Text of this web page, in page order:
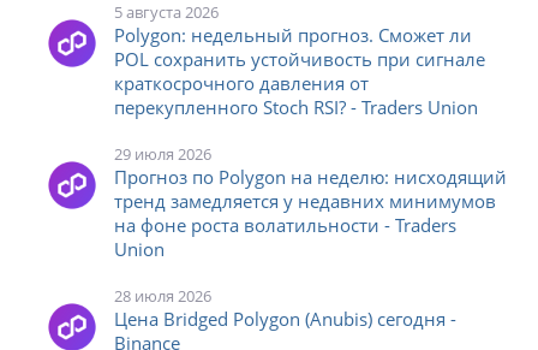
5 августа 2026
Polygon: недельный прогноз. Сможет ли
POL сохранить устойчивость при сигнале
краткосрочного давления от
перекупленного Stoch RSI? - Traders Union
29 июля 2026
Прогноз по Polygon на неделю: нисходящий
тренд замедляется у недавних минимумов
на фоне роста волатильности - Traders
Union
28 июля 2026
Цена Bridged Polygon (Anubis) сегодня -
Binance